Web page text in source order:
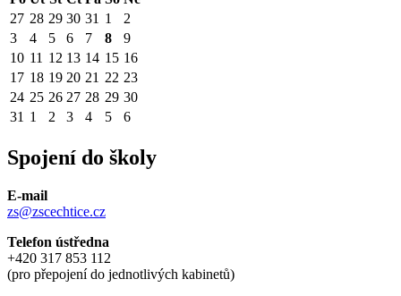
27 28 29 30 31 1
2
3
4 5 6 7 8
9
10 11 12 13 14 15 16
17 18 19 20 21 22 23
24 25 26 27 28 29 30
31 1 2 3 4 5 6
Spojení do školy
E-mail
zs@zscechtice.cz
Telefon ústředna
+420 317 853 112
(pro přepojení do jednotlivých kabinetů)